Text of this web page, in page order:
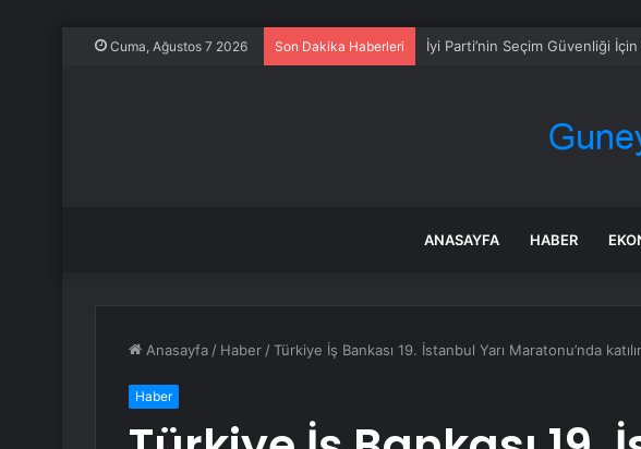
Cuma, Ağustos 7 2026 Son Dakika Haberleri İyi Parti’nin Seçim Güvenliği
ANASAYFA HABER
Anasayfa / Haber /Türkiye İş Bankası 19. İstanbul Yarı Maratonu’nda
Haber